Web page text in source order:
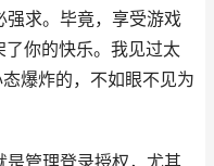
强求。毕竟，享受游戏
你的快乐。我见过太
爆炸的，不如眼不见为